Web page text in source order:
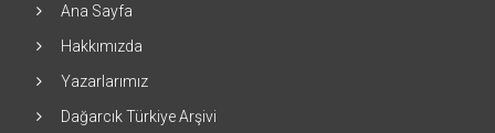
Ana Sayfa
Hakkımızda
Yazarlarımız
Dağarcık Türkiye Arşivi